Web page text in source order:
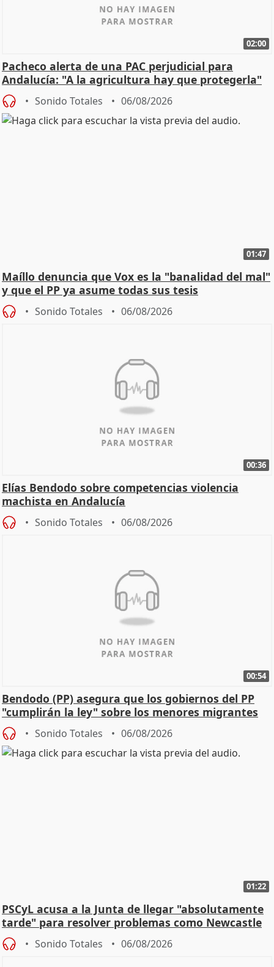
02:00
Pacheco alerta de una PAC perjudicial para
Andalucía: "A la agricultura hay que protegerla"
Sonido Totales 06/08/2026
01:47
Maíllo denuncia que Vox es la "banalidad del mal"
y que el PP ya asume todas sus tesis
Sonido Totales 06/08/2026
00:36
Elías Bendodo sobre competencias violencia
machista en Andalucía
Sonido Totales 06/08/2026
00:54
Bendodo (PP) asegura que los gobiernos del PP
"cumplirán la ley" sobre los menores migrantes
Sonido Totales 06/08/2026
01:22
PSCyL acusa a la Junta de llegar "absolutamente
tarde" para resolver problemas como Newcastle
Sonido Totales 06/08/2026